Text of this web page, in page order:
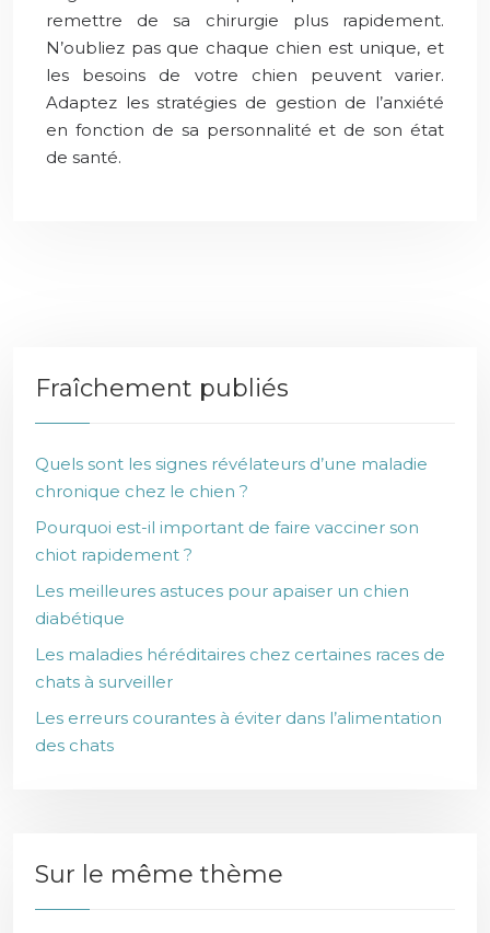
remettre de sa chirurgie plus rapidement.
N’oubliez pas que chaque chien est unique, et
les besoins de votre chien peuvent varier.
Adaptez les stratégies de gestion de l’anxiété
en fonction de sa personnalité et de son état
de santé.
Fraîchement publiés
Quels sont les signes révélateurs d’une maladie
chronique chez le chien ?
Pourquoi est-il important de faire vacciner son
chiot rapidement ?
Les meilleures astuces pour apaiser un chien
diabétique
Les maladies héréditaires chez certaines races de
chats à surveiller
Les erreurs courantes à éviter dans l’alimentation
des chats
Sur le même thème